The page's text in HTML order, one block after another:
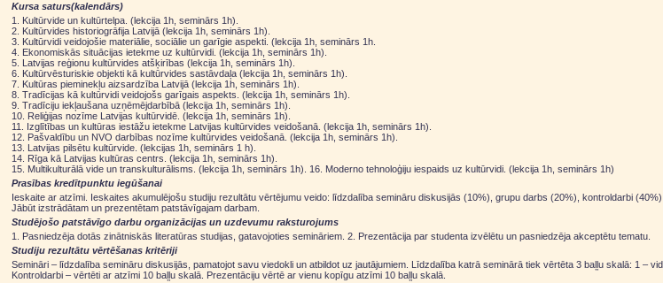
Kursa saturs(kalendārs)
1. Kultūrvide un kultūrtelpa. (lekcija 1h, seminārs 1h).
2. Kultūrvides historiogrāfija Latvijā (lekcija 1h, seminārs 1h).
3. Kultūrvidi veidojošie materiālie, sociālie un garīgie aspekti. (lekcija 1h, seminārs 1h.
4. Ekonomiskās situācijas ietekme uz kultūrvidi. (lekcija 1h, seminārs 1h).
5. Latvijas reģionu kultūrvides atšķirības (lekcija 1h, seminārs 1h).
6. Kultūrvēsturiskie objekti kā kultūrvides sastāvdaļa (lekcija 1h, seminārs 1h).
7. Kultūras pieminekļu aizsardzība Latvijā (lekcija 1h, seminārs 1h).
8. Tradīcijas kā kultūrvidi veidojošs garīgais aspekts. (lekcija 1h, seminārs 1h).
9. Tradīciju iekļaušana uzņēmējdarbībā (lekcija 1h, seminārs 1h).
10. Reliģijas nozīme Latvijas kultūrvidē. (lekcija 1h, seminārs 1h).
11. Izglītības un kultūras iestāžu ietekme Latvijas kultūrvides veidošanā. (lekcija 1h, seminārs 1h).
12. Pašvaldību un NVO darbības nozīme kultūrvides veidošanā. (lekcija 1h, seminārs 1h).
13. Latvijas pilsētu kultūrvide. (lekcijas 1h, seminārs 1 h).
14. Rīga kā Latvijas kultūras centrs. (lekcija 1h, seminārs 1h).
15. Multikulturālā vide un transkulturālisms. (lekcija 1h, seminārs 1h). 16. Moderno tehnoloģiju iespaids uz kultūrvidi. (lekcija 1h, seminārs 1h)
Prasības kredītpunktu iegūšanai
Ieskaite ar atzīmi. Ieskaites akumulējošu studiju rezultātu vērtējumu veido: līdzdalība semināru diskusijās (10%), grupu darbs (20%), kontroldarbi
Jābūt izstrādātam un prezentētam patstāvīgajam darbam.
Studējošo patstāvīgo darbu organizācijas un uzdevumu raksturojums
1. Pasniedzēja dotās zinātniskās literatūras studijas, gatavojoties semināriem. 2. Prezentācija par studenta izvēlētu un pasniedzēja akceptētu tematu.
Studiju rezultātu vērtēšanas kritēriji
Semināri – līdzdalība semināru diskusijās, pamatojot savu viedokli un atbildot uz jautājumiem. Līdzdalība katrā seminārā tiek vērtēta 3 baļļu skalā: 1 –
Kontroldarbi – vērtēti ar atzīmi 10 baļļu skalā. Prezentāciju vērtē ar vienu kopīgu atzīmi 10 baļļu skalā.